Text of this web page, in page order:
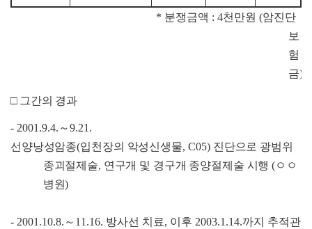
* 분쟁금액 : 4천만원(암진단
보
험
금)
□ 그간의 경과
- 2001.9.4. ～9.21.
선양낭성암종(입천장의 악성신생물, C05) 진단으로 광범위
종괴절제술, 연구개 및 경구개 종양절제술 시행(ㅇㅇ
병원)
- 2001.10.8. ～ 11.16. 방사선 치료, 이후 2003.1.14.까지 추적관